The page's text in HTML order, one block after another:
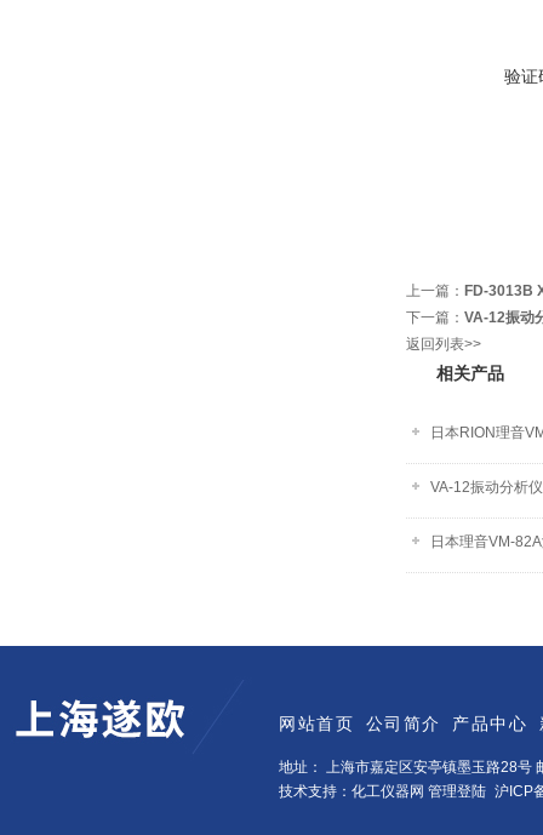
验证
上一篇： FD-3013B
下一篇： VA-12振动
返回列表>>
相关产品
日本RION理音
VA-12振动分析仪
日本理音VM-
网站首页 公司简介 产品中心
地址： 上海市嘉定区安亭镇墨玉路28号
技术支持：化工仪器网 管理登陆 沪ICP